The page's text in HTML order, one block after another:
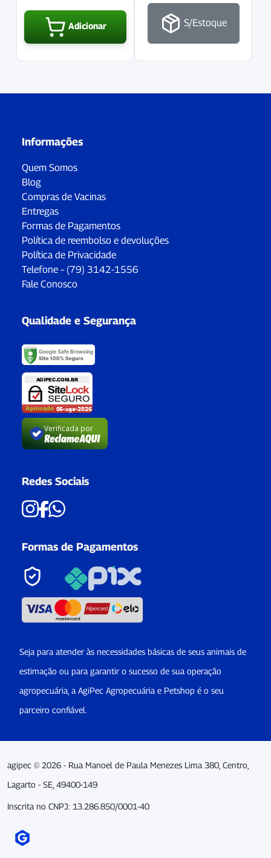
Adicionar S/Estoque
Informações
Quem Somos
Blog
Compras de Vacinas
Entregas
Formas de Pagamentos
Política de reembolso e devoluções
Política de Privacidade
Telefone – (79) 3142-1556
Fale Conosco
Qualidade e Segurança
Verificada por
Redes Sociais
Formas de Pagamentos
Seja para atender às necessidades básicas de seus animais de
estimação ou para garantir o sucesso de sua operação
agropecuária, a AgiPec Agropecuária e Petshop é o seu
parceiro confiável.
agipec © 2026 - Rua Manoel de Paula Menezes Lima 380, Centro,
Lagarto - SE, 49400-149
Inscrita no CNPJ: 13.286.850/0001-40